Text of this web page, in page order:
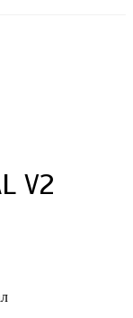
V2